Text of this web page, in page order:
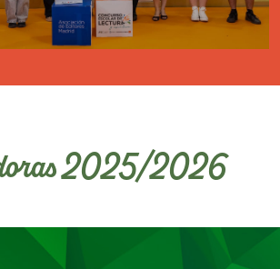
2025/2026